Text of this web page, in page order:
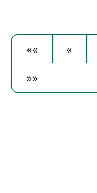
«« «
»»